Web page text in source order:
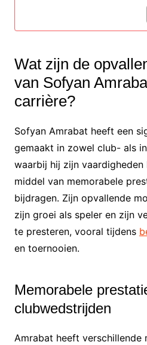
Wat zijn de
van Sofyan
carrière?
Sofyan Amrabat heeft een
gemaakt in zowel club- als
waarbij hij zijn
middel van memorabele
bijdragen. Zijn opvallende
zijn groei als speler en zijn
te presteren, vooral tijdens
en toernooien.
Memorabele
clubwedstrijden
Amrabat heeft verschillende